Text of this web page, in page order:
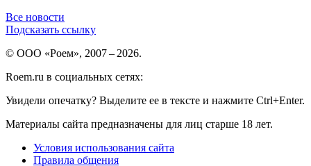
Все новости
Подсказать ссылку
© ООО «Роем», 2007 – 2026.
Roem.ru в социальных сетях:
Увидели опечатку? Выделите ее в тексте и нажмите Ctrl+Enter.
Материалы сайта предназначены для лиц старше 18 лет.
Условия использования сайта
Правила общения